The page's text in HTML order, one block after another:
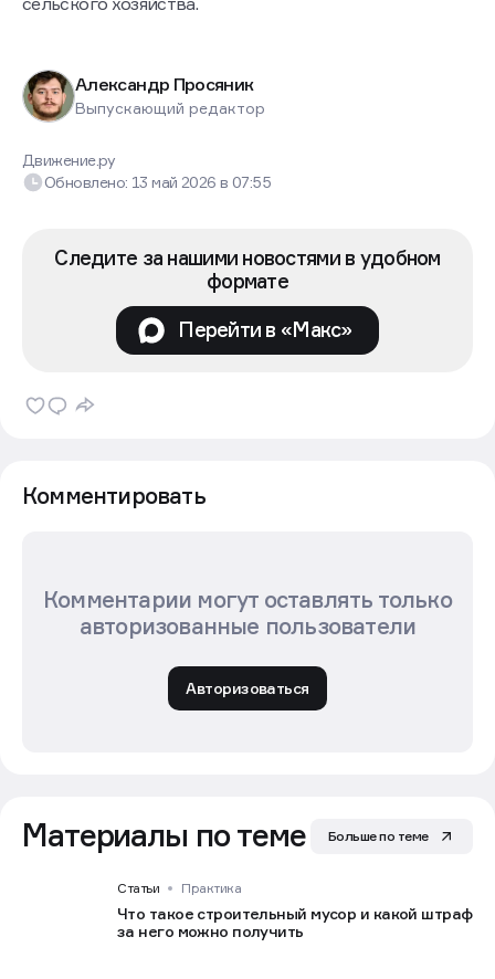
Александр Просяник
Выпускающий редактор
Движение.ру
Обновлено: 13 май 2026в 07:55
Следите за нашими новостями в удобном
формате
Перейти в «Макс»
Комментировать
Комментарии могут оставлять только
авторизованные пользователи
Авторизоваться
Материалы по теме Больше по теме
Статьи Практика
Что такое строительный мусор и какой штраф
за него можно получить